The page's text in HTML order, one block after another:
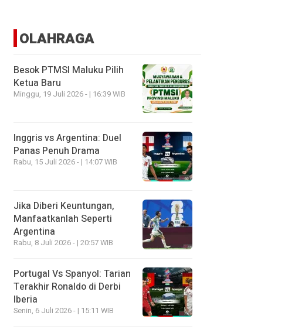
OLAHRAGA
Besok PTMSI Maluku Pilih
Ketua Baru
Minggu, 19 Juli 2026 - | 16:39 WIB
Inggris vs Argentina: Duel
Panas Penuh Drama
Rabu, 15 Juli 2026 - | 14:07 WIB
Jika Diberi Keuntungan,
Manfaatkanlah Seperti
Argentina
Rabu, 8 Juli 2026 - | 20:57 WIB
Portugal Vs Spanyol: Tarian
Terakhir Ronaldo di Derbi
Iberia
Senin, 6 Juli 2026 - | 15:11 WIB